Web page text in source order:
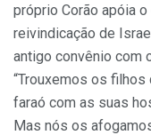
próprio Corão apóia
reivindicação de
antigo convênio com
“Trouxemos os
faraó com as suas
Mas nós os